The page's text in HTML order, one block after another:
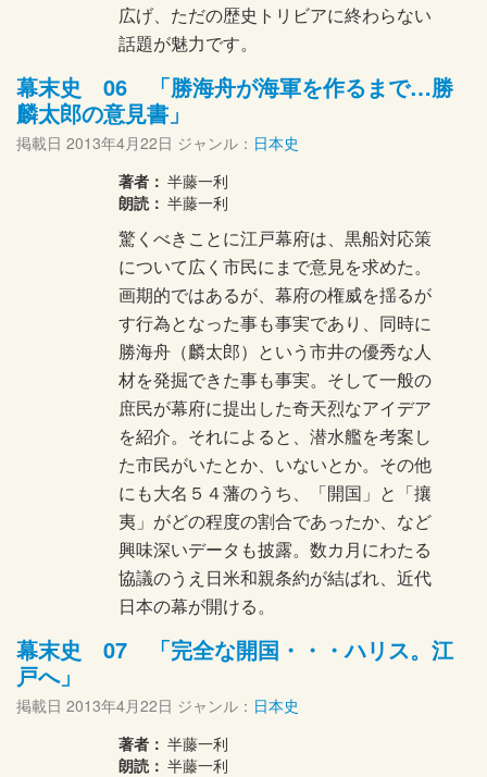
広げ、ただの歴史トリビアに終わらない
話題が魅力です。
幕末史 06 「勝海舟が海軍を作るまで…勝
麟太郎の意見書」
掲載日 2013年4月22日 ジャンル： 日本史
著者： 半藤一利
朗読： 半藤一利
驚くべきことに江戸幕府は、黒船対応策
について広く市民にまで意見を求めた。
画期的ではあるが、幕府の権威を揺るが
す行為となった事も事実であり、同時に
勝海舟（麟太郎）という市井の優秀な人
材を発掘できた事も事実。そして一般の
庶民が幕府に提出した奇天烈なアイデア
を紹介。それによると、潜水艦を考案し
た市民がいたとか、いないとか。その他
にも大名５４藩のうち、「開国」と「攘
夷」がどの程度の割合であったか、など
興味深いデータも披露。数カ月にわたる
協議のうえ日米和親条約が結ばれ、近代
日本の幕が開ける。
幕末史 07 「完全な開国・・・ハリス。江
戸へ」
掲載日 2013年4月22日 ジャンル： 日本史
著者： 半藤一利
朗読： 半藤一利